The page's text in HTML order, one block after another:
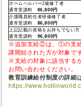
ホームヘルパー2級修了者
通常受講料 86,800円
介護職員初任者研修修了者
通常受講料 86,800円
上記記載の資格をお持ちでない方
通常受講料 96,800円
※追加支給②は、①の支給
講開始された方が対象です
※支給の対象に該当する
お問い合わせください。
教育訓練給付制度の詳細
https://